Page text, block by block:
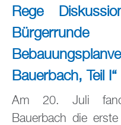
Rege
Bauerbach, Teil I“
Am 20. Juli
Bauerbach die